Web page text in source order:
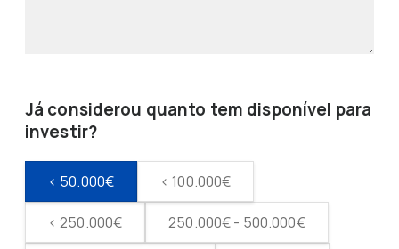
Já considerou quanto tem disponível para
investir?
< 50.000€ < 100.000€
< 250.000€ 250.000€ - 500.000€